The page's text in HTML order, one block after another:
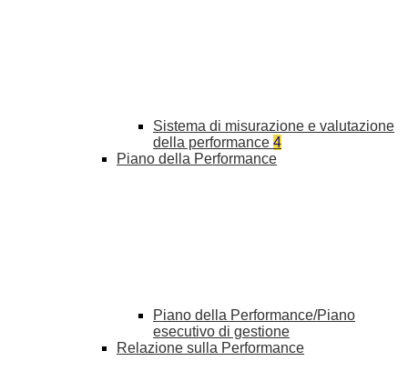
Sistema di misurazione e valutazione
della performance 4
Piano della Performance
Piano della Performance/Piano
esecutivo di gestione
Relazione sulla Performance